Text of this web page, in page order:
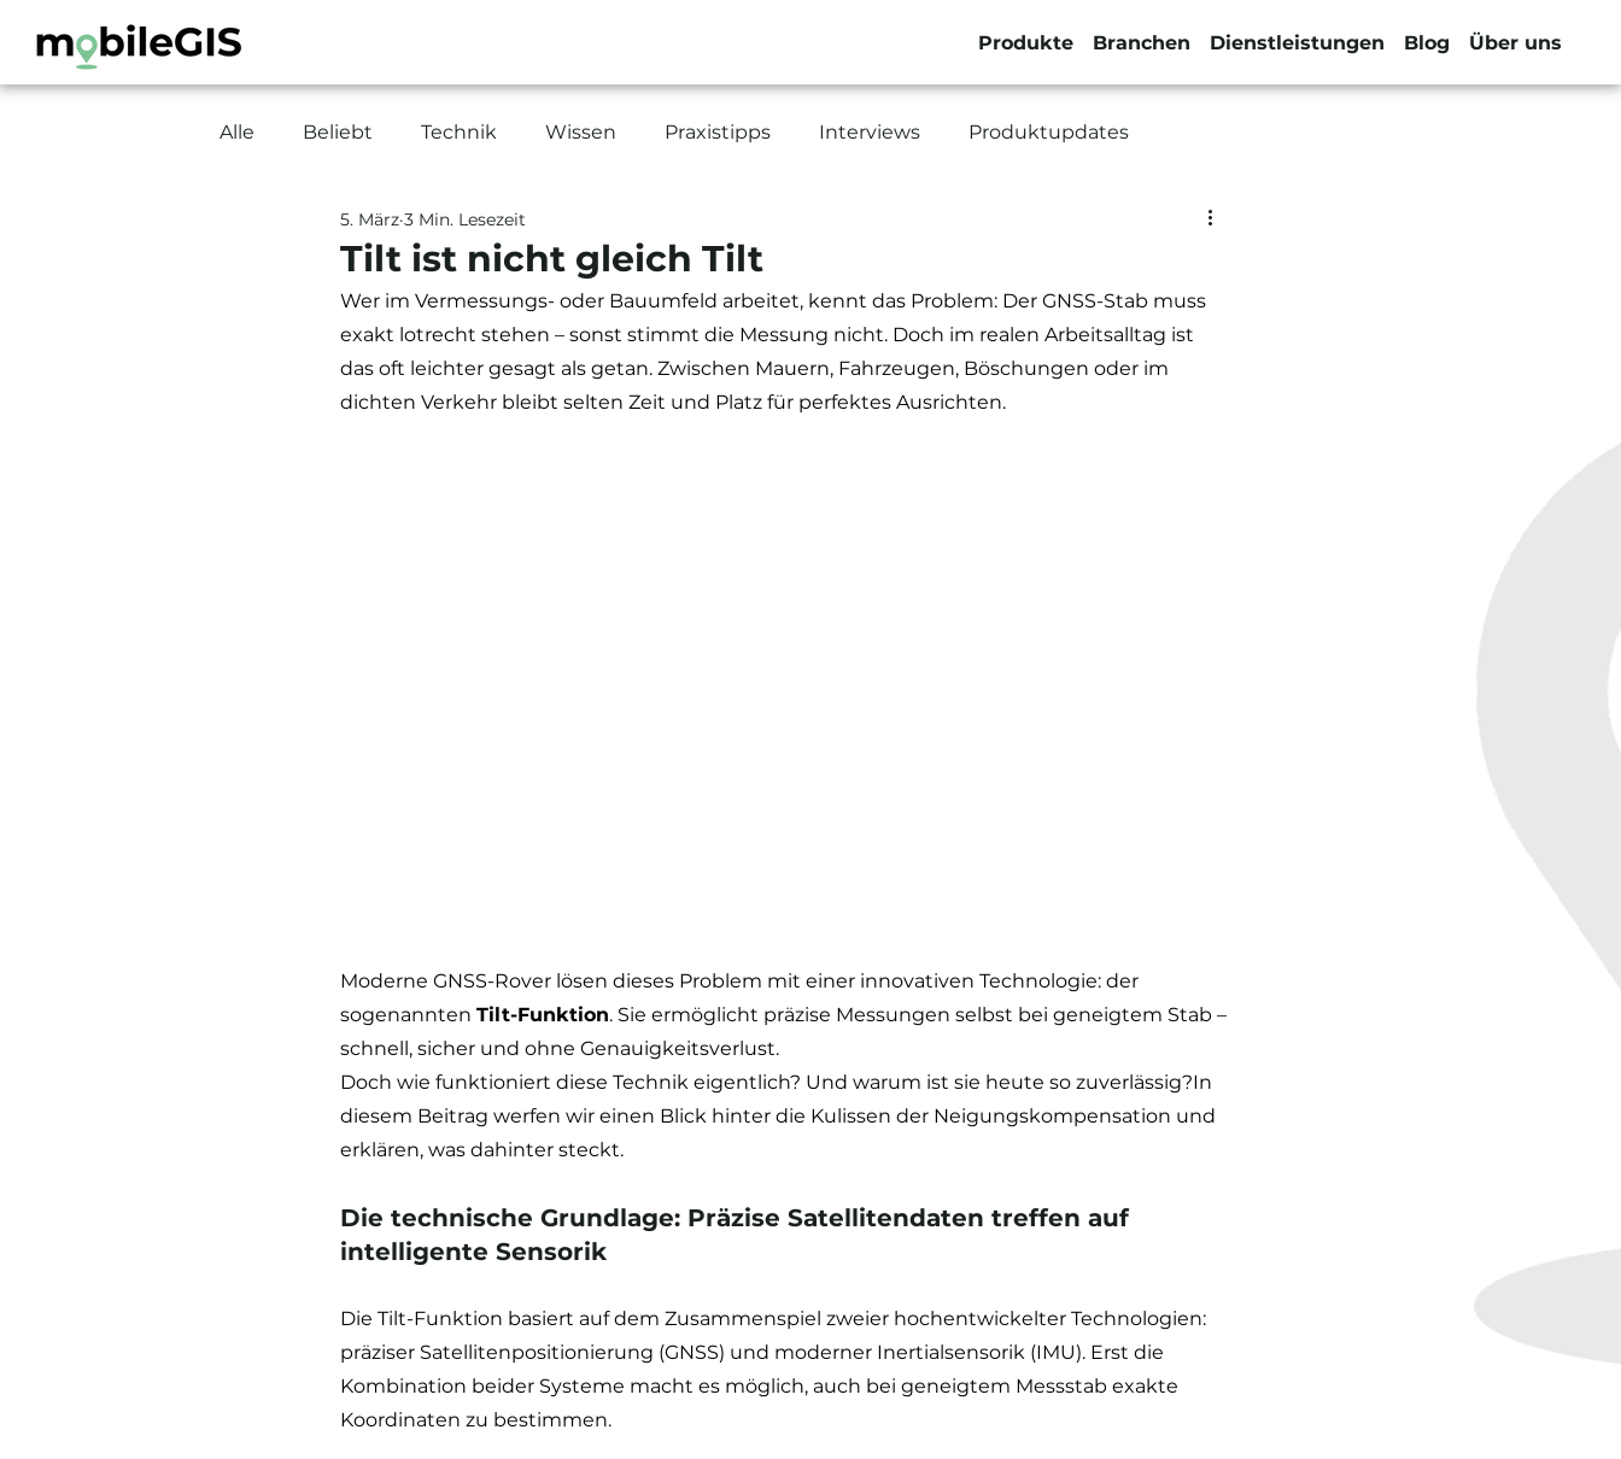
Produkte Branchen Dienstleistungen Blog Über uns
Alle Beliebt Technik Wissen Praxistipps Interviews Produktupdates
Tilt ist nicht gleich Tilt
5. März 3 Min. Lesezeit
Wer im Vermessungs- oder Bauumfeld arbeitet, kennt das Problem: Der GNSS-Stab muss
exakt lotrecht stehen – sonst stimmt die Messung nicht. Doch im realen Arbeitsalltag ist
das oft leichter gesagt als getan. Zwischen Mauern, Fahrzeugen, Böschungen oder im
dichten Verkehr bleibt selten Zeit und Platz für perfektes Ausrichten.
Moderne GNSS-Rover lösen dieses Problem mit einer innovativen Technologie: der
sogenannten Tilt-Funktion. Sie ermöglicht präzise Messungen selbst bei geneigtem Stab –
schnell, sicher und ohne Genauigkeitsverlust.
Doch wie funktioniert diese Technik eigentlich? Und warum ist sie heute so zuverlässig?In
diesem Beitrag werfen wir einen Blick hinter die Kulissen der Neigungskompensation und
erklären, was dahinter steckt.
Die technische Grundlage: Präzise Satellitendaten treffen auf
intelligente Sensorik
Die Tilt-Funktion basiert auf dem Zusammenspiel zweier hochentwickelter Technologien:
präziser Satellitenpositionierung (GNSS) und moderner Inertialsensorik (IMU). Erst die
Kombination beider Systeme macht es möglich, auch bei geneigtem Messstab exakte
Koordinaten zu bestimmen.